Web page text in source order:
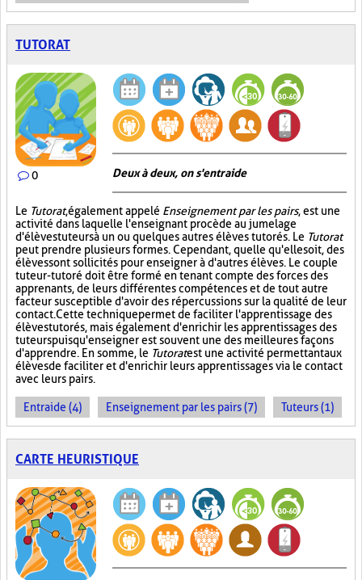
TUTORAT
0 Deux à deux, on s'entraide
Le Tutorat, également appelé Enseignement par les pairs, est une
activité dans laquelle l'enseignant procède au jumelage
d'élèves tuteurs à un ou quelques autres élèves tutorés. Le Tutorat
peut prendre plusieurs formes. Cependant, quelle qu'elle soit, des
élèves sont sollicités pour enseigner à d'autres élèves. Le couple
tuteur-tutoré doit être formé en tenant compte des forces des
apprenants, de leurs différentes compétences et de tout autre
facteur susceptible d'avoir des répercussions sur la qualité de leur
contact. Cette technique permet de faciliter l'apprentissage des
élèves tutorés, mais également d'enrichir les apprentissages des
tuteurs puisqu'enseigner est souvent une des meilleures façons
d'apprendre. En somme, le Tutoratest une activité permettant aux
élèves de faciliter et d'enrichir leurs apprentissages via le contact
avec leurs pairs.
Entraide (4) Enseignement par les pairs (7) Tuteurs (1)
CARTE HEURISTIQUE